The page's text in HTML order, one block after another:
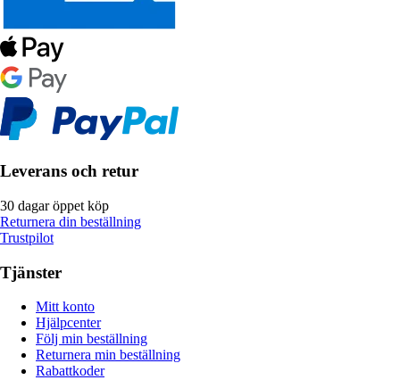
Leverans och retur
30 dagar öppet köp
Returnera din beställning
Trustpilot
Tjänster
Mitt konto
Hjälpcenter
Följ min beställning
Returnera min beställning
Rabattkoder